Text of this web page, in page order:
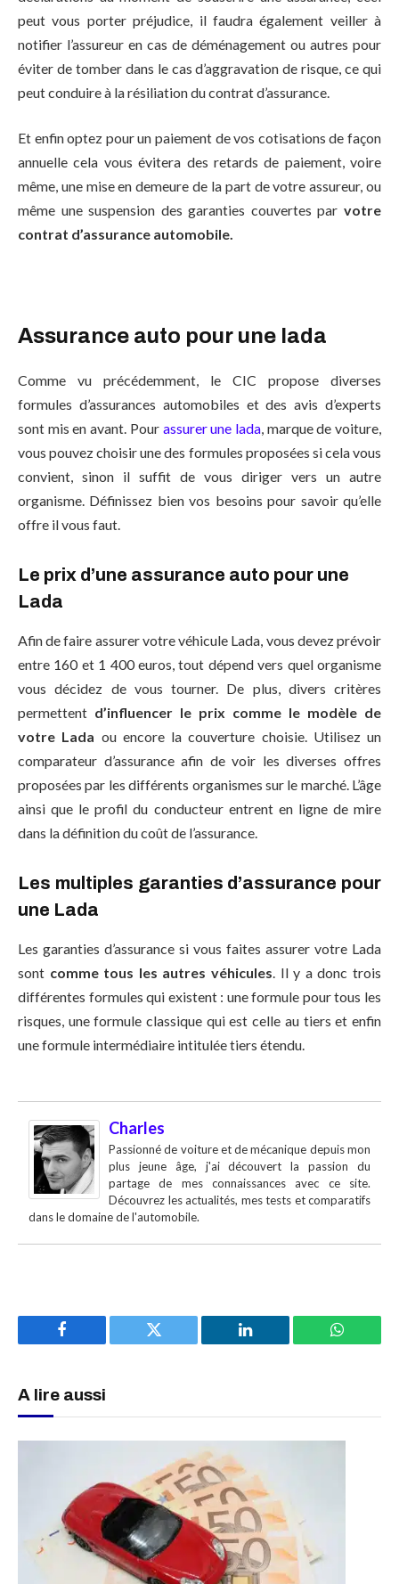
peut vous porter préjudice, il faudra également veiller à
notifier l’assureur en cas de déménagement ou autres pour
éviter de tomber dans le cas d’aggravation de risque, ce qui
peut conduire à la résiliation du contrat d’assurance.
Et enfin optez pour un paiement de vos cotisations de façon
annuelle cela vous évitera des retards de paiement, voire
même, une mise en demeure de la part de votre assureur, ou
même une suspension des garanties couvertes par votre
contrat d’assurance automobile.
Assurance auto pour une lada
Comme vu précédemment, le CIC propose diverses
formules d’assurances automobiles et des avis d’experts
sont mis en avant. Pour assurer une lada, marque de voiture,
vous pouvez choisir une des formules proposées si cela vous
convient, sinon il suffit de vous diriger vers un autre
organisme. Définissez bien vos besoins pour savoir qu’elle
offre il vous faut.
Le prix d’une assurance auto pour une
Lada
Afin de faire assurer votre véhicule Lada, vous devez prévoir
entre 160 et 1 400 euros, tout dépend vers quel organisme
vous décidez de vous tourner. De plus, divers critères
permettent d’influencer le prix comme le modèle de
votre Lada ou encore la couverture choisie. Utilisez un
comparateur d’assurance afin de voir les diverses offres
proposées par les différents organismes sur le marché. L’âge
ainsi que le profil du conducteur entrent en ligne de mire
dans la définition du coût de l’assurance.
Les multiples garanties d’assurance pour
une Lada
Les garanties d’assurance si vous faites assurer votre Lada
sont comme tous les autres véhicules. Il y a donc trois
différentes formules qui existent : une formule pour tous les
risques, une formule classique qui est celle au tiers et enfin
une formule intermédiaire intitulée tiers étendu.
Charles
Passionné de voiture et de mécanique depuis mon
plus jeune âge, j'ai découvert la passion du
partage de mes connaissances avec ce site.
Découvrez les actualités, mes tests et comparatifs
dans le domaine de l'automobile.
Facebook Twitter LinkedIn
A lire aussi